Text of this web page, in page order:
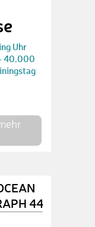
Uhr
40.000
44